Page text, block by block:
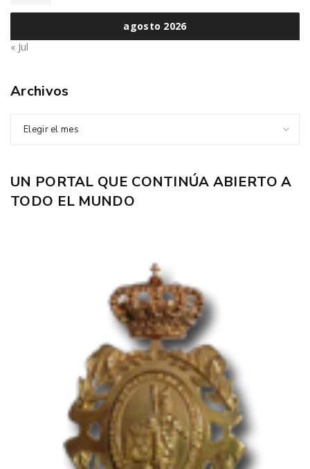
agosto 2026
« Jul
Archivos
Elegir el mes
UN PORTAL QUE CONTINÚA ABIERTO A
TODO EL MUNDO